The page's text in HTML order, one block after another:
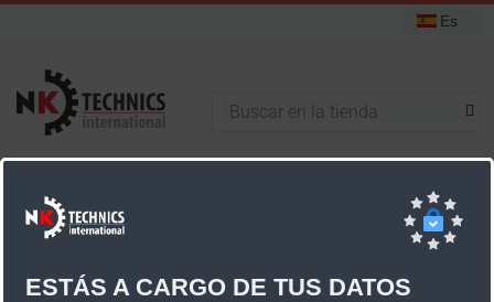
Es
+31 (0) 314 393751
Bandas de Mallas 3000
ESTÁS A CARGO DE TUS DATOS